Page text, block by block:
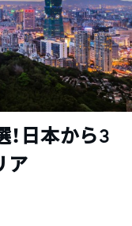
日本から3
ア